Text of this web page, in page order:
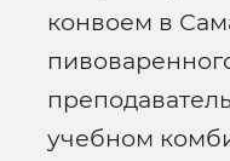
конвоем в
учебном